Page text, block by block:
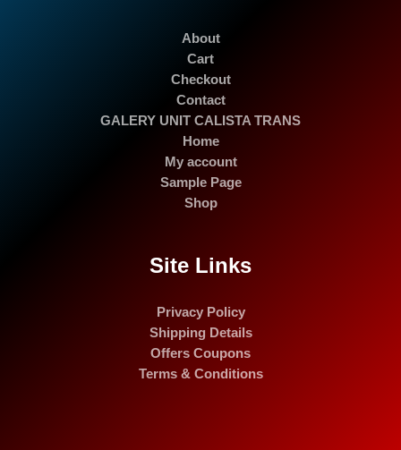
About
Cart
Checkout
Contact
GALERY UNIT CALISTA TRANS
Home
My account
Sample Page
Shop
Site Links
Privacy Policy
Shipping Details
Offers Coupons
Terms & Conditions